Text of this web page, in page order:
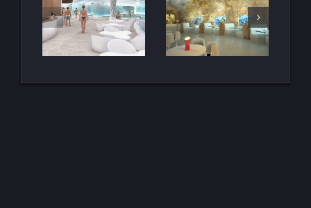
用于亲水建
筑的室内人
造岩石
天然梯田泳
池